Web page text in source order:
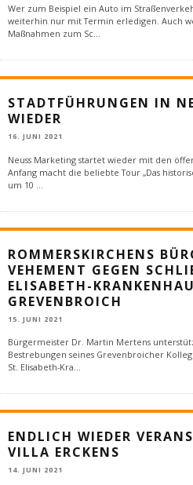
Wer zum Beispiel ein Auto im
weiterhin nur mit Termin erledigen. Auch
Maßnahmen zum Sc...
STADTFÜHRUNGEN IN
WIEDER
16. JUNI 2021
Neuss Marketing startet wieder mit den
Anfang macht die beliebte Tour „Das
um 10
ROMMERSKIRCHENS
VEHEMENT GEGEN
LISABETH-
REVENBROICH
15. JUNI 2021
Bürgermeister Dr. Martin Mertens
Bestrebungen seines Grevenbroicher
St. Elisabeth-Kra
ENDLICH WIEDER
VILLA ERCKENS
14. JUNI 2021